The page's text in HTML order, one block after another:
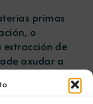
primas
o
extracción de
axudar a
locais”.